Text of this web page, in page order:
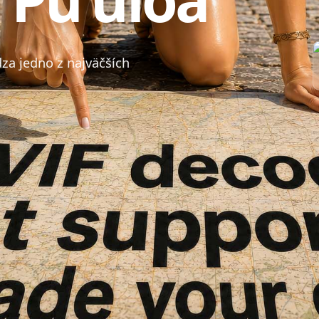
jedno z najväčších